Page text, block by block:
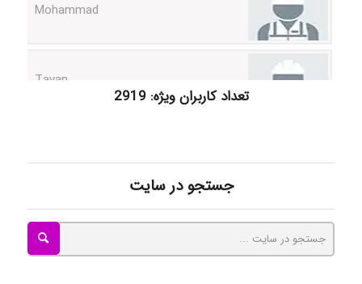
ayda habibnejad
تعداد کاربران ویژه: 2919
جستجو در سایت